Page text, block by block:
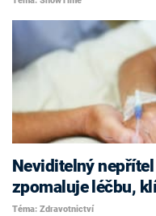
Neviditelný
zpomaluje léčbu,
Téma: Zdravotnictví